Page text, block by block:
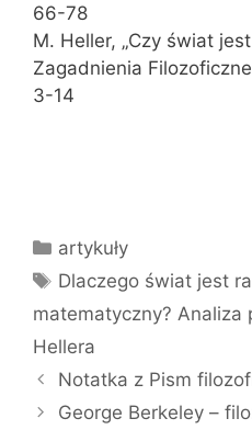
66-78
M. Heller, „Czy świat
Zagadnienia
3-14
Kategorie
artykuły
Tagi
Dlaczego świat jest
matematyczny? Analiza
Hellera
Notatka z Pism
George Berkeley –